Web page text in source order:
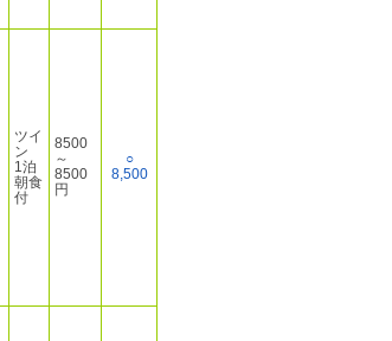
ツイ
ン
1泊
朝食
付
8500
～
8500
円
○
8,500